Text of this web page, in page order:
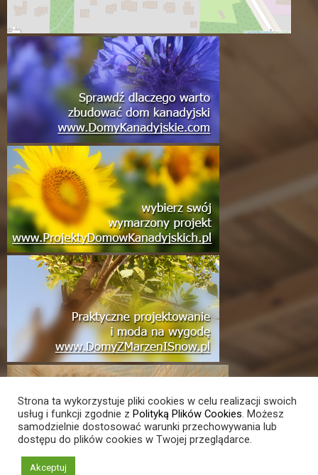
Strona ta wykorzystuje pliki cookies w celu realizacji swoich
usług i funkcji zgodnie z Polityką Plików Cookies. Możesz
samodzielnie dostosować warunki przechowywania lub
dostępu do plików cookies w Twojej przeglądarce.
Akceptuj